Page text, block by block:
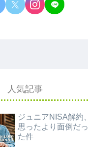
人気記事
ジュニアNISA解約、
思ったより面倒だっ
た件